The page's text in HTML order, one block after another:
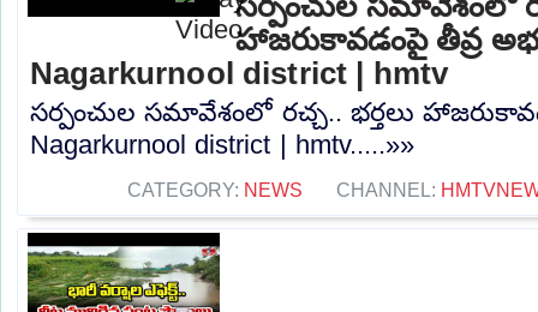
హాజరుకావడంపై తీవ్ర
Nagarkurnool district | hmtv
సర్పంచుల సమావేశంలో రచ్చ.. భర్తలు
Nagarkurnool district | hmtv.....»»
CATEGORY: NEWS CHANNEL: